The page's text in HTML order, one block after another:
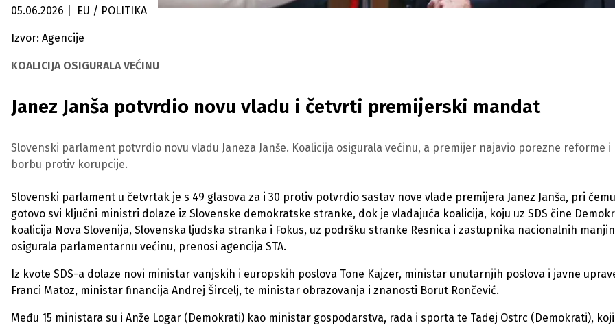
05.06.2026 EU / POLITIKA
Izvor: Agencije
KOALICIJA OSIGURALA VEĆINU
Janez Janša potvrdio novu vladu i četvrti premijerski mandat
Slovenski parlament potvrdio novu vladu Janeza Janše. Koalicija osigurala većinu, a premijer najavio porezne reforme i
borbu protiv korupcije.
Slovenski parlament u četvrtak je s 49 glasova za i 30 protiv potvrdio sastav nove vlade premijera Janez Janša, pri čemu
gotovo svi ključni ministri dolaze iz Slovenske demokratske stranke, dok je vladajuća koalicija, koju uz SDS čine
koalicija Nova Slovenija, Slovenska ljudska stranka i Fokus, uz podršku stranke Resnica i zastupnika nacionalnih
osigurala parlamentarnu većinu, prenosi agencija STA.
Iz kvote SDS-a dolaze novi ministar vanjskih i europskih poslova Tone Kajzer, ministar unutarnjih poslova i javne
Franci Matoz, ministar financija Andrej Šircelj, te ministar obrazovanja i znanosti Borut Rončević.
Među 15 ministara su i Anže Logar (Demokrati) kao ministar gospodarstva, rada i sporta te Tadej Ostrc (Demokrati), koji